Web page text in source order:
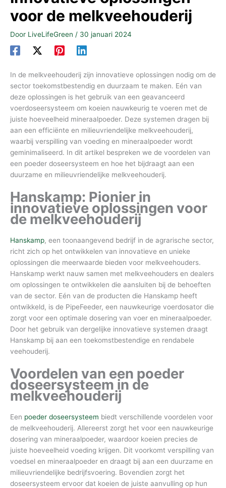
voor de melkveehouderij
Door LiveLifeGreen / 30 januari 2024
In de melkveehouderij zijn innovatieve oplossingen nodig om de
sector toekomstbestendig en duurzaam te maken. Eén van
deze oplossingen is het gebruik van een geavanceerd
voerdoseersysteem om koeien nauwkeurig te voeren met de
juiste hoeveelheid mineraalpoeder. Deze systemen dragen bij
aan een efficiënte en milieuvriendelijke melkveehouderij,
waarbij verspilling van voeding en mineraalpoeder wordt
geminimaliseerd. In dit artikel bespreken we de voordelen van
een poeder doseersysteem en hoe het bijdraagt aan een
duurzame en milieuvriendelijke melkveehouderij.
Hanskamp: Pionier in
innovatieve oplossingen voor
de melkveehouderij
Hanskamp, een toonaangevend bedrijf in de agrarische sector,
richt zich op het ontwikkelen van innovatieve en unieke
oplossingen die meerwaarde bieden voor melkveehouders.
Hanskamp werkt nauw samen met melkveehouders en dealers
om oplossingen te ontwikkelen die aansluiten bij de behoeften
van de sector. Eén van de producten die Hanskamp heeft
ontwikkeld, is de PipeFeeder, een nauwkeurige voerdosator die
zorgt voor een optimale dosering van voer en mineraalpoeder.
Door het gebruik van dergelijke innovatieve systemen draagt
Hanskamp bij aan een toekomstbestendige en rendabele
veehouderij.
Voordelen van een poeder
doseersysteem in de
melkveehouderij
Een poeder doseersysteem biedt verschillende voordelen voor
de melkveehouderij. Allereerst zorgt het voor een nauwkeurige
dosering van mineraalpoeder, waardoor koeien precies de
juiste hoeveelheid voeding krijgen. Dit voorkomt verspilling van
voedsel en mineraalpoeder en draagt bij aan een duurzame en
milieuvriendelijke bedrijfsvoering. Bovendien zorgt het
doseersysteem ervoor dat koeien de juiste aanvulling op hun